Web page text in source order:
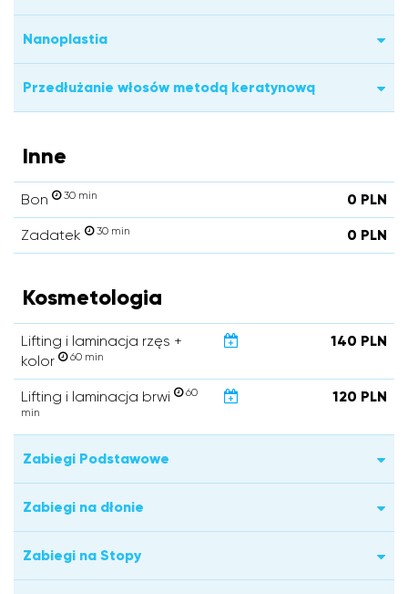
Nanoplastia
Przedłużanie włosów metodą keratynową
Inne
Bon 30 min 0 PLN
Zadatek 30 min 0 PLN
Kosmetologia
Lifting i laminacja rzęs +
kolor
60 min
140 PLN
Lifting i laminacja brwi
60
min
120 PLN
Zabiegi Podstawowe
Zabiegi na dłonie
Zabiegi na Stopy